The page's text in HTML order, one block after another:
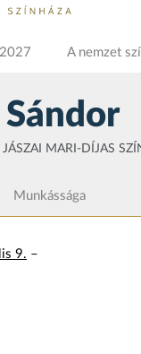
A nemzet
MARI-DÍJAS
Munkássága
9. –